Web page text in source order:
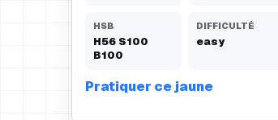
HSB
H56 S100
B100
DIFFICULTÉ
easy
Pratiquer ce jaune